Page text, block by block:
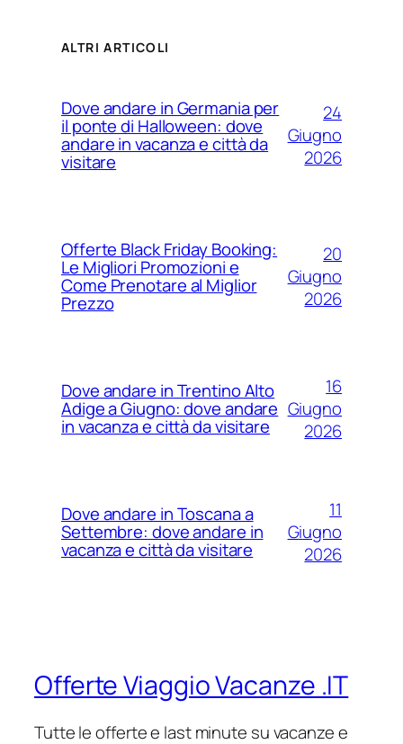
ALTRI ARTICOLI
Dove andare in Germania per
il ponte di Halloween: dove
andare in vacanza e città da
visitare
24
Giugno
2026
Offerte Black Friday Booking:
Le Migliori Promozioni e
Come Prenotare al Miglior
Prezzo
20
Giugno
2026
Dove andare in Trentino Alto
Adige a Giugno: dove andare
in vacanza e città da visitare
16
Giugno
2026
Dove andare in Toscana a
Settembre: dove andare in
vacanza e città da visitare
11
Giugno
2026
Offerte Viaggio Vacanze .IT
Tutte le offerte e last minute su vacanze e